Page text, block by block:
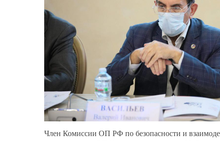
Член Комиссии ОП РФ по безопасности и